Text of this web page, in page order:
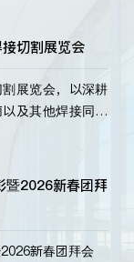
户、行业伙伴、
切割展览会
展览会，以深耕
及其他焊接同仁
2026新春团拜
新春团拜会